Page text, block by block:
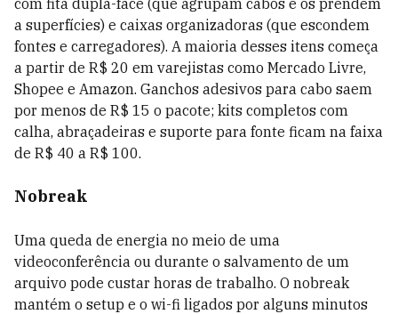
com fita dupla-face (que agrupam cabos e os prendem
a superfícies) e caixas organizadoras (que escondem
fontes e carregadores). A maioria desses itens começa
a partir de R$ 20 em varejistas como Mercado Livre,
Shopee e Amazon. Ganchos adesivos para cabo saem
por menos de R$ 15 o pacote; kits completos com
calha, abraçadeiras e suporte para fonte ficam na faixa
de R$ 40 a R$ 100.
Nobreak
Uma queda de energia no meio de uma
videoconferência ou durante o salvamento de um
arquivo pode custar horas de trabalho. O nobreak
mantém o setup e o wi-fi ligados por alguns minutos